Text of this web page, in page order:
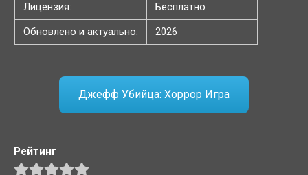
Лицензия:
Бесплатно
Обновлено и актуально:
2026
Джефф Убийца: Хоррор Игра
Рейтинг